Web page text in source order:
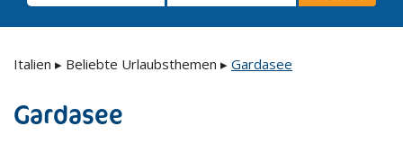
Italien ▸ Beliebte Urlaubsthemen ▸ Gardasee
Gardasee